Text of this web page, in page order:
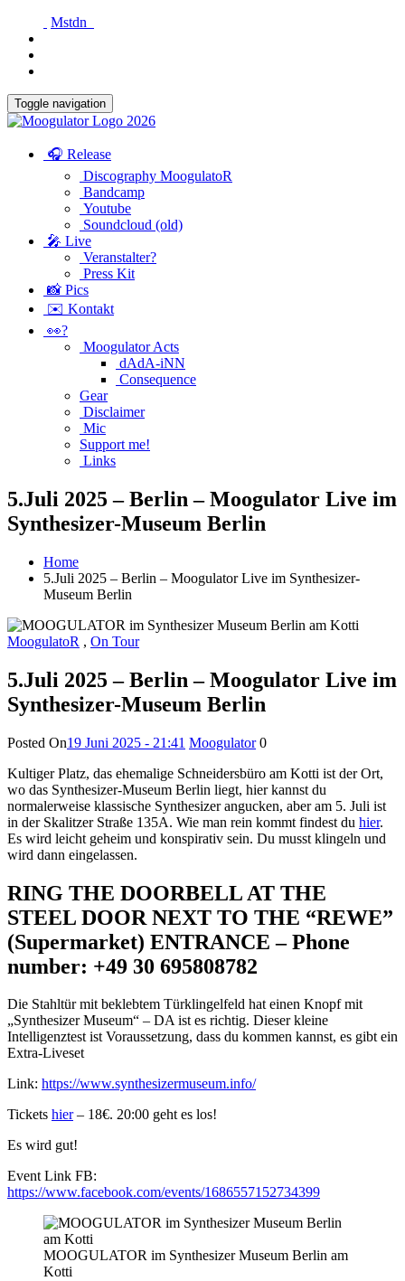
Mstdn
Toggle navigation
🎧 Release
Discography MoogulatoR
Bandcamp
Youtube
Soundcloud (old)
🎤 Live
Veranstalter?
Press Kit
📸 Pics
✉️ Kontakt
👀?
Moogulator Acts
dAdA-iNN
Consequence
Gear
Disclaimer
Mic
Support me!
Links
5.Juli 2025 – Berlin – Moogulator Live im
Synthesizer-Museum Berlin
Home
5.Juli 2025 – Berlin – Moogulator Live im Synthesizer-
Museum Berlin
MoogulatoR , On Tour
5.Juli 2025 – Berlin – Moogulator Live im
Synthesizer-Museum Berlin
Posted On19 Juni 2025 - 21:41 Moogulator 0
Kultiger Platz, das ehemalige Schneidersbüro am Kotti ist der Ort,
wo das Synthesizer-Museum Berlin liegt, hier kannst du
normalerweise klassische Synthesizer angucken, aber am 5. Juli ist
in der Skalitzer Straße 135A. Wie man rein kommt findest du hier.
Es wird leicht geheim und konspirativ sein. Du musst klingeln und
wird dann eingelassen.
RING THE DOORBELL AT THE
STEEL DOOR NEXT TO THE “REWE”
(Supermarket) ENTRANCE – Phone
number: +49 30 695808782
Die Stahltür mit beklebtem Türklingelfeld hat einen Knopf mit
„Synthesizer Museum“ – DA ist es richtig. Dieser kleine
Intelligenztest ist Voraussetzung, dass du kommen kannst, es gibt ein
Extra-Liveset
Link: https://www.synthesizermuseum.info/
Tickets hier– 18€. 20:00 geht es los!
Es wird gut!
Event Link FB:
https://www.facebook.com/events/1686557152734399
MOOGULATOR im Synthesizer Museum Berlin am
Kotti